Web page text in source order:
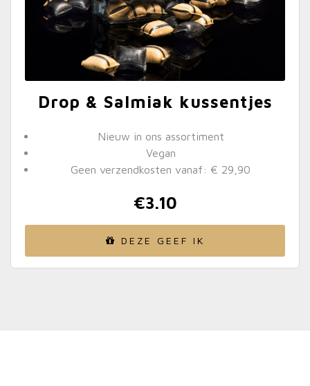
Drop & Salmiak kussentjes
Nieuw in ons assortiment
Vegan
Geen verzendkosten vanaf: € 29,90
€3.10
DEZE GEEF IK